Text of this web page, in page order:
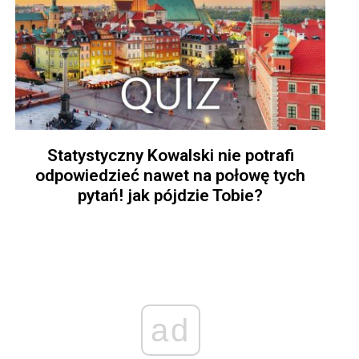
Statystyczny Kowalski nie potrafi
odpowiedzieć nawet na połowę tych
pytań! jak pójdzie Tobie?
ad